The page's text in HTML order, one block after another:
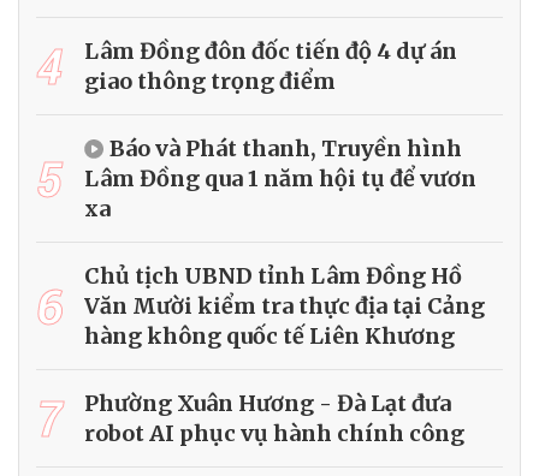
4
Lâm Đồng đôn đốc tiến độ 4 dự án
giao thông trọng điểm
5
Báo và Phát thanh, Truyền hình
Lâm Đồng qua 1 năm hội tụ để vươn
xa
6
Chủ tịch UBND tỉnh Lâm Đồng Hồ
Văn Mười kiểm tra thực địa tại Cảng
hàng không quốc tế Liên Khương
7
Phường Xuân Hương - Đà Lạt đưa
robot AI phục vụ hành chính công